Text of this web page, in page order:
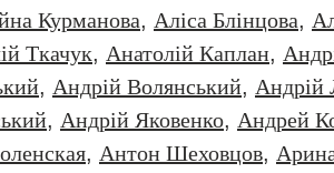
Курманова, Аліса Блінцова,
Ткачук, Анатолій Каплан,
, Андрій Волянський, Андрій
, Андрій Яковенко, Андрей
, Антон Шеховцов,